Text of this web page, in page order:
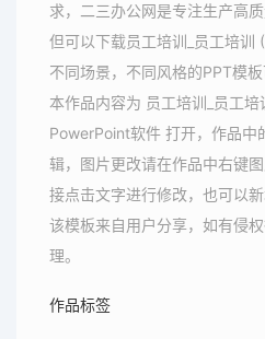
求，二三办公网是专注生产高
但可以下载员工培训_员工培训
不同场景，不同风格的PPT模板
本作品内容为 员工培训_员工
PowerPoint软件 打开，作品中
辑，图片更改请在作品中右键
接点击文字进行修改，也可以
该模板来自用户分享，如有侵
理。
作品标签